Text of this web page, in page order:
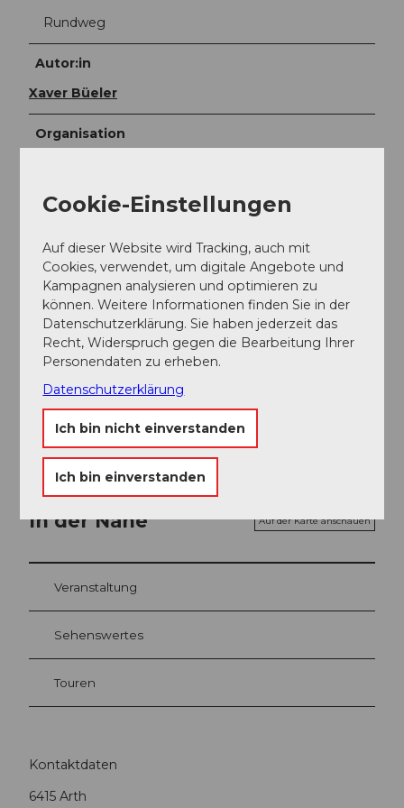
Rundweg
Autor:in
Xaver Büeler
Organisation
Unser Tipp
Die Runde lässt sich gut erweitern, z.B. indem man
noch um den Lauerzersee fährt oder gar die Rigi-
Umrundung dazunimmt.
Schwyz Tourismus
In der Nähe Auf der Karte anschauen
Veranstaltung
Sehenswertes
Touren
Kontaktdaten
6415 Arth
Cookie-Einstellungen
Auf dieser Website wird Tracking, auch mit
Cookies, verwendet, um digitale Angebote und
Kampagnen analysieren und optimieren zu
können. Weitere Informationen finden Sie in der
Datenschutzerklärung. Sie haben jederzeit das
Recht, Widerspruch gegen die Bearbeitung Ihrer
Personendaten zu erheben.
Datenschutzerklärung
Ich bin nicht einverstanden
Ich bin einverstanden